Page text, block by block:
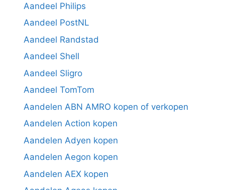
Aandeel Philips
Aandeel PostNL
Aandeel Randstad
Aandeel Shell
Aandeel Sligro
Aandeel TomTom
Aandelen ABN AMRO kopen of verkopen
Aandelen Action kopen
Aandelen Adyen kopen
Aandelen Aegon kopen
Aandelen AEX kopen